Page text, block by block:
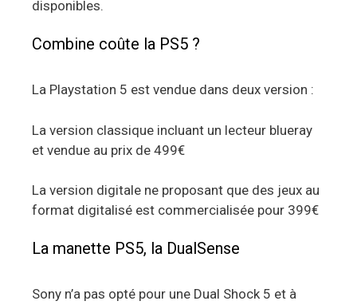
disponibles.
Combine coûte la PS5 ?
La Playstation 5 est vendue dans deux version :
La version classique incluant un lecteur blueray
et vendue au prix de 499€
La version digitale ne proposant que des jeux au
format digitalisé est commercialisée pour 399€
La manette PS5, la DualSense
Sony n’a pas opté pour une Dual Shock 5 et à